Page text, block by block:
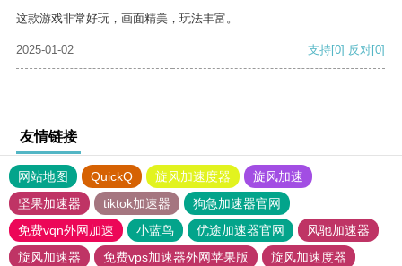
这款游戏非常好玩，画面精美，玩法丰富。
2025-01-02 支持[0] 反对[0]
友情链接
网站地图 QuickQ 旋风加速度器
旋风加速
坚果加速器
tiktok加速器
狗急加速器官网
免费vqn外网加速
小蓝鸟 优途加速器官网
风驰加速器
旋风加速器
免费vps加速器外网苹果版
旋风加速度器